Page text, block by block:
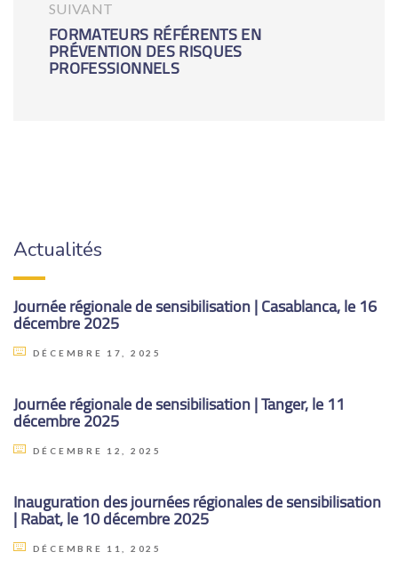
SUIVANT
FORMATEURS RÉFÉRENTS EN
PRÉVENTION DES RISQUES
PROFESSIONNELS
Actualités
Journée régionale de sensibilisation | Casablanca, le 16
décembre 2025
DÉCEMBRE 17, 2025
Journée régionale de sensibilisation | Tanger, le 11
décembre 2025
DÉCEMBRE 12, 2025
Inauguration des journées régionales de sensibilisation
| Rabat, le 10 décembre 2025
DÉCEMBRE 11, 2025